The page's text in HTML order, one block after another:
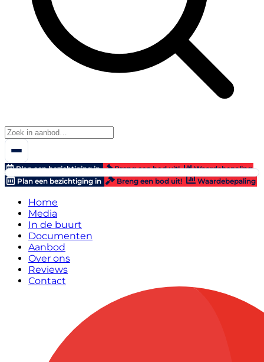
Plan een bezichtiging in Breng een bod uit!
Waardebepaling
Plan een bezichtiging in
Breng een bod uit! Waardebepaling
Home
Media
In de buurt
Documenten
Aanbod
Over ons
Reviews
Contact